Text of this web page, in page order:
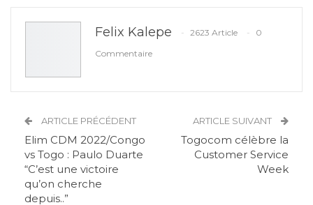
Felix Kalepe 2623 Article
0
Commentaire
ARTICLE PRÉCÉDENT
Elim CDM 2022/Congo
vs Togo : Paulo Duarte
“C’est une victoire
qu’on cherche
depuis..”
ARTICLE SUIVANT
Togocom célèbre la
Customer Service
Week